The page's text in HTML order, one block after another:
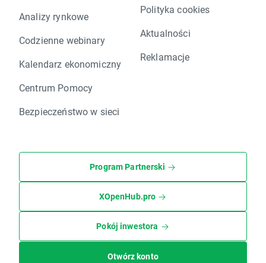
Analizy rynkowe
Codzienne webinary
Kalendarz ekonomiczny
Centrum Pomocy
Bezpieczeństwo w sieci
Polityka cookies
Aktualności
Reklamacje
Program Partnerski
XOpenHub.pro
Pokój inwestora
Otwórz konto